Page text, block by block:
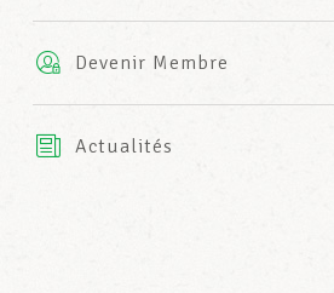
Devenir Membre
Actualités